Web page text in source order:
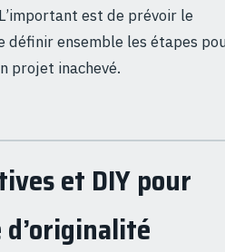
est de prévoir le
définir ensemble les étapes
projet inachevé.
et DIY pour